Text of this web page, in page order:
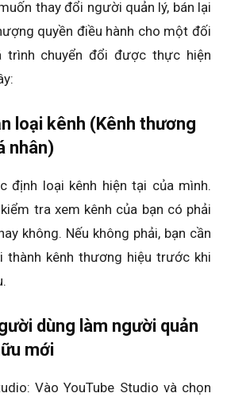
thay đổi người quản lý, bán lại
quyền điều hành cho một đối
trình chuyển đổi được thực hiện
loại kênh (Kênh thương
nhân)
định loại kênh hiện tại của mình.
tra xem kênh của bạn có phải
không. Nếu không phải, bạn cần
thành kênh thương hiệu trước khi
dùng làm người quản
mới
Vào YouTube Studio và chọn